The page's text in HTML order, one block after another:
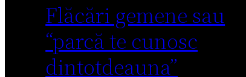
Flăcări gemene sau
“parcă te cunosc
dintotdeauna”